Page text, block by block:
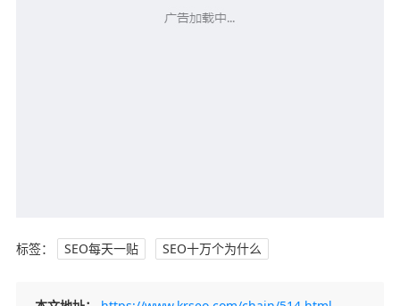
标签： SEO每天一贴 SEO十万个为什么